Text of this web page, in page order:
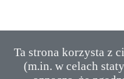
Ta strona korzysta z
(m.in. w celach